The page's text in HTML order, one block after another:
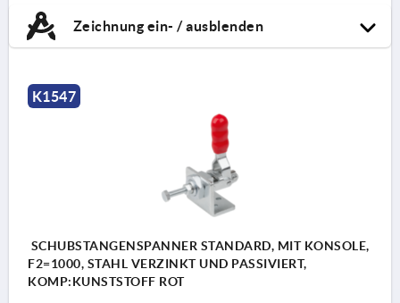
Zeichnung ein- / ausblenden
K1547
SCHUBSTANGENSPANNER STANDARD, MIT KONSOLE,
F2=1000, STAHL VERZINKT UND PASSIVIERT,
KOMP:KUNSTSTOFF ROT